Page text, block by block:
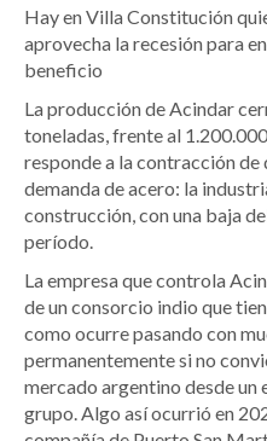
Hay en Villa Constitución
aprovecha la recesión para
beneficio
La producción de Acindar
toneladas, frente al
responde a la contracción de
demanda de acero: la
construcción, con una baja
período.
La empresa que controla
de un consorcio indio que
como ocurre pasando con
permanentemente si no
mercado argentino desde
grupo. Algo así ocurrió en